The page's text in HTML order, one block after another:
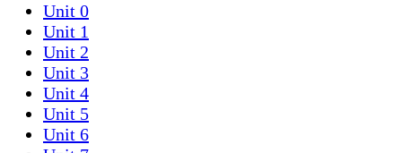
Unit 0
Unit 1
Unit 2
Unit 3
Unit 4
Unit 5
Unit 6